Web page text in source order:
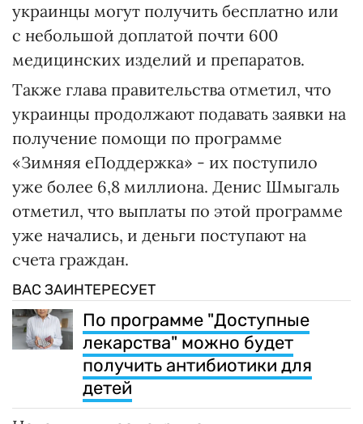
украинцы могут получить бесплатно или
с небольшой доплатой почти 600
медицинских изделий и препаратов.
Также глава правительства отметил, что
украинцы продолжают подавать заявки на
получение помощи по программе
«Зимняя еПоддержка» - их поступило
уже более 6,8 миллиона. Денис Шмыгаль
отметил, что выплаты по этой программе
уже начались, и деньги поступают на
счета граждан.
ВАС ЗАИНТЕРЕСУЕТ
По программе "Доступные
лекарства" можно будет
получить антибиотики для
детей